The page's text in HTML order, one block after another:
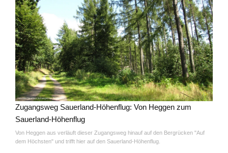
Zugangsweg Sauerland-Höhenflug: Von Heggen zum
Sauerland-Höhenflug
Von Heggen aus verläuft dieser Zugangsweg hinauf auf den Bergrücken "Auf
dem Höchsten" und trifft hier auf den Sauerland-Höhenflug.